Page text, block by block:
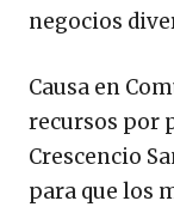
negocios
Causa en
recursos por
Crescencio
para que los